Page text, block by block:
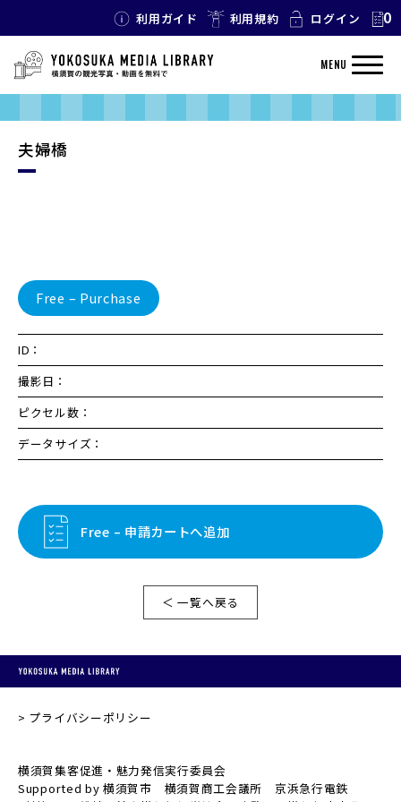
利用ガイド 利用規約 ログイン 0
MENU
夫婦橋
Free – Purchase
ID：
撮影日：
ピクセル数：
データサイズ：
Free – 申請カートへ追加
＜ 一覧へ戻る
プライバシーポリシー
横須賀集客促進・魅力発信実行委員会
Supported by 横須賀市 横須賀商工会議所 京浜急行電鉄